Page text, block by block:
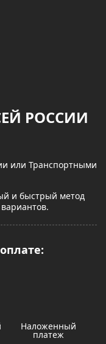
РОССИИ
или Транспортными
и быстрый метод
Наложенный
платеж